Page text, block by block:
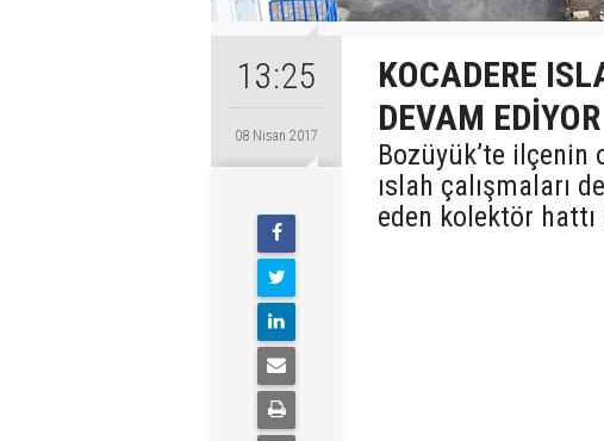
13:25
08 Nisan 2017
KOCADERE
DEVAM EDİYOR
Bozüyük’te ilçenin
ıslah çalışmaları
eden kolektör hattı